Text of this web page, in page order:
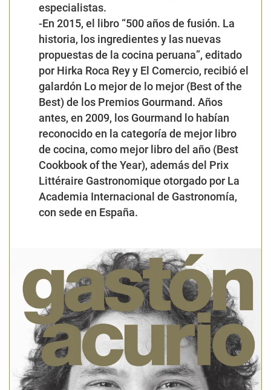
especialistas.
-En 2015, el libro “500 años de fusión. La
historia, los ingredientes y las nuevas
propuestas de la cocina peruana”, editado
por Hirka Roca Rey y El Comercio, recibió el
galardón Lo mejor de lo mejor (Best of the
Best) de los Premios Gourmand. Años
antes, en 2009, los Gourmand lo habían
reconocido en la categoría de mejor libro
de cocina, como mejor libro del año (Best
Cookbook of the Year), además del Prix
Littéraire Gastronomique otorgado por La
Academia Internacional de Gastronomía,
con sede en España.